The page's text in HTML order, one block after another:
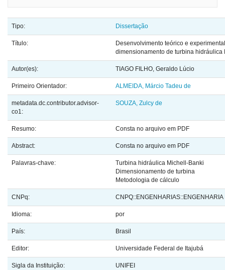
Tipo: Dissertação
Título:
Desenvolvimento teórico e
dimensionamento de turbina hidráulica
Autor(es): TIAGO FILHO, Geraldo Lúcio
Primeiro Orientador: ALMEIDA, Márcio Tadeu de
metadata.dc.contributor.advisor-
co1:
SOUZA, Zulcy de
Resumo: Consta no arquivo em PDF
Abstract: Consta no arquivo em PDF
Palavras-chave:
Turbina hidráulica Michell-Banki
Dimensionamento de turbina
Metodologia de cálculo
CNPq: CNPQ::ENGENHARIAS::ENGENHARIA
Idioma: por
País: Brasil
Editor: Universidade Federal de Itajubá
Sigla da Instituição: UNIFEI